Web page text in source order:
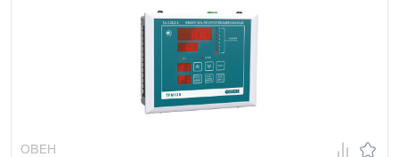
ОВЕН